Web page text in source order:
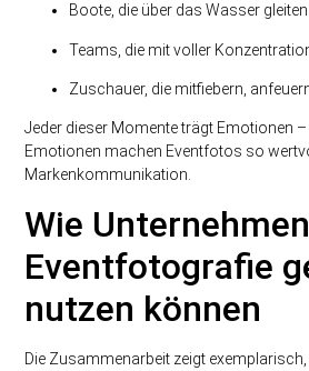
Boote, die über das Wasser gleiten.
Teams, die mit voller
Zuschauer, die mitfiebern,
Jeder dieser Momente trägt Emotionen
Emotionen machen Eventfotos so
Markenkommunikation.
Wie Unternehmen
Eventfotografie
nutzen können
Die Zusammenarbeit zeigt